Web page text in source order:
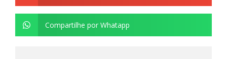
Compartilhe por Whatapp